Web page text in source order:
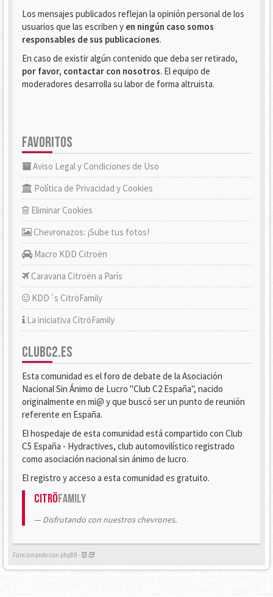
Los mensajes publicados reflejan la opinión personal de los
usuarios que las escriben y en ningún caso somos
responsables de sus publicaciones.
En caso de existir algún contenido que deba ser retirado,
por favor, contactar con nosotros. El equipo de
moderadores desarrolla su labor de forma altruista.
FAVORITOS
Aviso Legal y Condiciones de Uso
Política de Privacidad y Cookies
Eliminar Cookies
Chevronazos: ¡Sube tus fotos!
Macro KDD Citroën
Caravana Citroën a París
KDD´s CitröFamily
La iniciativa CitröFamily
CLUBC2.ES
Esta comunidad es el foro de debate de la Asociación
Nacional Sin Ánimo de Lucro "Club C2 España", nacido
originalmente en mi@ y que buscó ser un punto de reunión
referente en España.
El hospedaje de esta comunidad está compartido con Club
C5 España - Hydractives, club automovilístico registrado
como asociación nacional sin ánimo de lucro.
El registro y acceso a esta comunidad es gratuito.
CitröFamily
Disfrutando con nuestros chevrones.
Funcionando con phpBB -